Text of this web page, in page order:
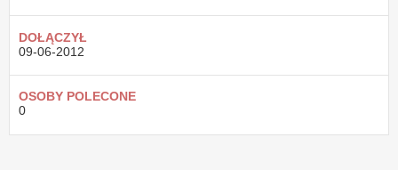
DOŁĄCZYŁ
09-06-2012
OSOBY POLECONE
0